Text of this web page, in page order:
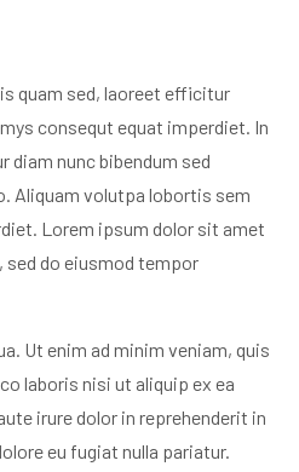
quam sed, laoreet efficitur
consequt equat imperdiet. In
diam nunc bibendum sed
Aliquam volutpa lobortis sem
Lorem ipsum dolor sit amet
do eiusmod tempor
Ut enim ad minim veniam, quis
laboris nisi ut aliquip ex ea
irure dolor in reprehenderit in
eu fugiat nulla pariatur.